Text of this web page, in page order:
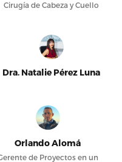
Cirugía de Cabeza y Cuello
Dra. Natalie Pérez Luna
Orlando Alomá
de Proyectos en un